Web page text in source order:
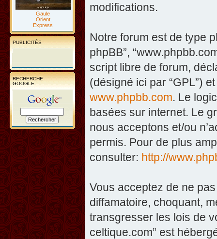
Gaule
Orient
Express
PUBLICITÉS
RECHERCHE
GOOGLE
modifications.
Notre forum est de type
phpBB”,
script libre de forum,
(désigné ici par “GPL”)
www.phpbb.com. Le
basées sur internet. Le
nous acceptons et/ou
permis. Pour de plus
consulter: http://
Vous acceptez de ne
diffamatoire, choquant,
transgresser les lois de
celtique.com” est